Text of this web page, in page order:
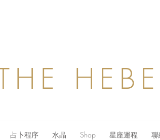
占卜程序 水晶 Shop 星座運程 聯